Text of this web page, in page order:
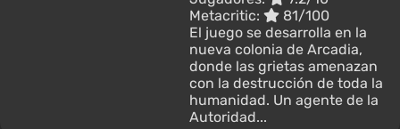
Metacritic:
81/100
El juego se desarrolla en la
nueva colonia de Arcadia,
donde las grietas amenazan
con la destrucción de toda la
humanidad. Un agente de la
Autoridad...